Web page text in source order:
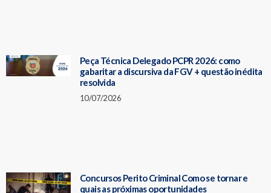
Peça Técnica Delegado PCPR 2026: como
gabaritar a discursiva da FGV + questão inédita
resolvida
10/07/2026
Concursos Perito Criminal Como se tornar e
quais as próximas oportunidades